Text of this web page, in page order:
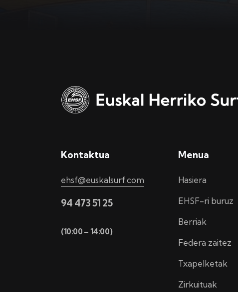
Kontaktua
ehsf@euskalsurf.com
94 473 51 25
(10:00 – 14:00)
Menua
Hasiera
EHSF-ri buruz
Berriak
Federa zaitez
Txapelketak
Zirkuituak